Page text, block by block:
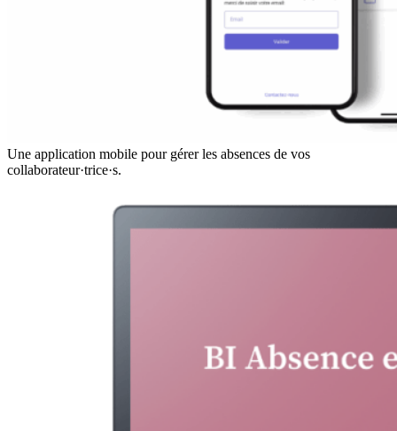
Une application mobile pour gérer les absences de vos
collaborateur·trice·s.